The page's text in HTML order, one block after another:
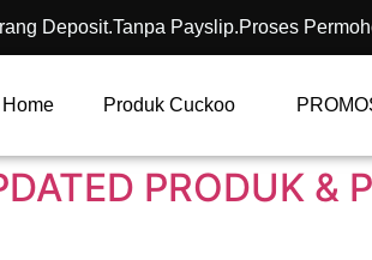
Deposit.Tanpa Payslip.Proses
Home Produk Cuckoo
PRODUK &